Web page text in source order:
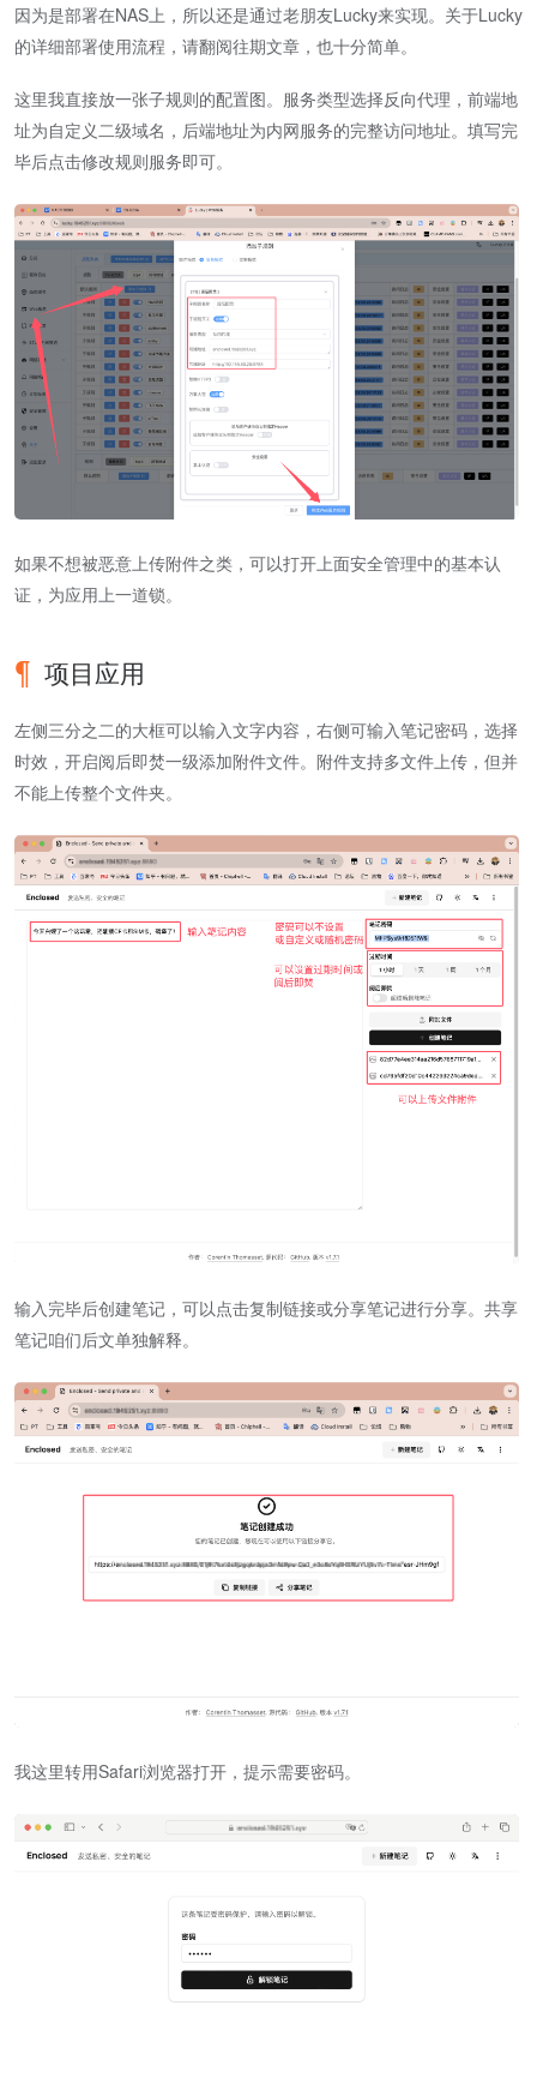
因为是部署在NAS上，所以还是通过老朋友Lucky来实现。关于Lucky
的详细部署使用流程，请翻阅往期文章，也十分简单。
这里我直接放一张子规则的配置图。服务类型选择反向代理，前端地
址为自定义二级域名，后端地址为内网服务的完整访问地址。填写完
毕后点击修改规则服务即可。
如果不想被恶意上传附件之类，可以打开上面安全管理中的基本认
证，为应用上一道锁。
项目应用
左侧三分之二的大框可以输入文字内容，右侧可输入笔记密码，选择
时效，开启阅后即焚一级添加附件文件。附件支持多文件上传，但并
不能上传整个文件夹。
输入完毕后创建笔记，可以点击复制链接或分享笔记进行分享。共享
笔记咱们后文单独解释。
我这里转用Safari浏览器打开，提示需要密码。